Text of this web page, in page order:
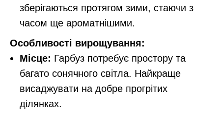
зберігаються протягом зими, стаючи з
часом ще ароматнішими.
Особливості вирощування:
Місце: Гарбуз потребує простору та
багато сонячного світла. Найкраще
висаджувати на добре прогрітих
ділянках.